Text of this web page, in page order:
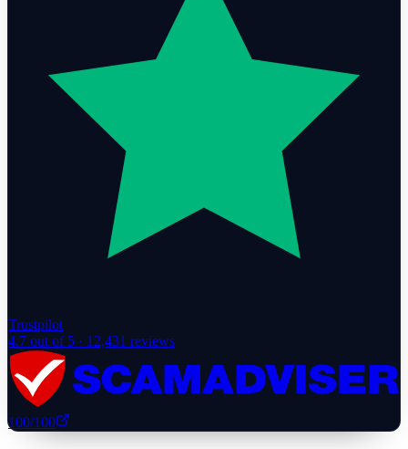
Trustpilot
4.7 out of 5 · 12,431 reviews
100/100